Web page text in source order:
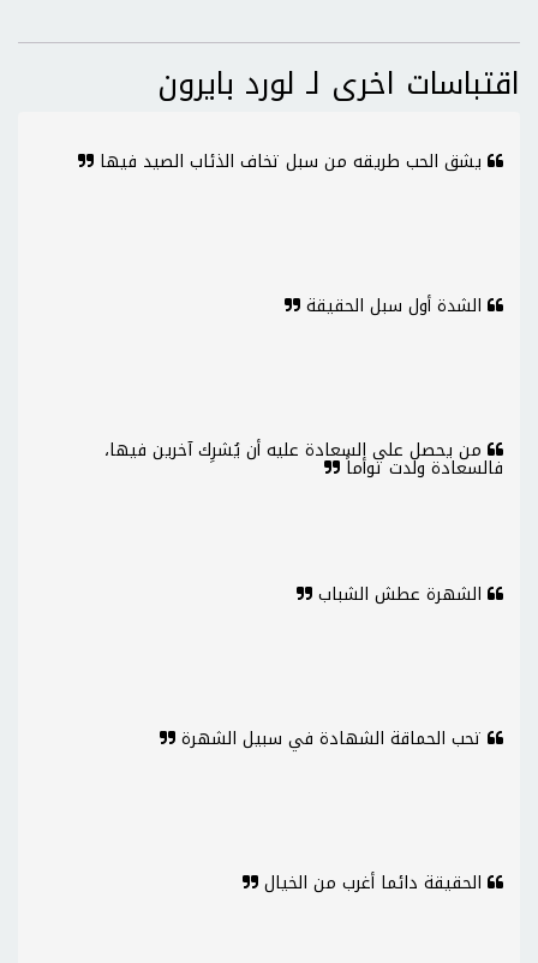
اقتباسات اخرى لـ لورد بايرون
يشق الحب طريقه من سبل تخاف الذئاب الصيد فيها
الشدة أول سبل الحقيقة
من يحصل على السعادة عليه أن يُشرِك آخرين فيها،
فالسعادة ولدت توأماً
الشهرة عطش الشباب
تحب الحماقة الشهادة في سبيل الشهرة
الحقيقة دائما أغرب من الخيال